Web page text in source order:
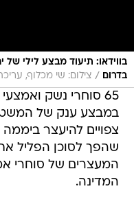
בווידאו: תיעוד מבצע לילי
בדרום
/ צילום: שי מכלוף,
65 סוחרי נשק
צפויים להיעצר
שהפך לסוכן הפליל
המעצרים של סוחרי
המדינה.